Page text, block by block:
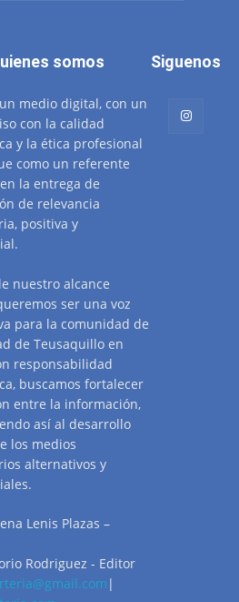
somos
medio digital, con un
con la calidad
y la ética profesional
como un referente
la entrega de
de relevancia
positiva y
nuestro alcance
ser una voz
para la comunidad de
de Teusaquillo en
responsabilidad
buscamos fortalecer
entre la información,
así al desarrollo
los medios
alternativos y
Lenis Plazas –
Rodriguez - Editor
|
Siguenos